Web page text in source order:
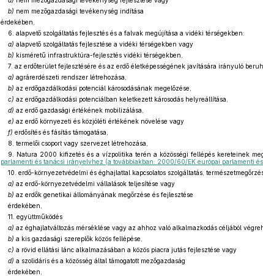
b) nem mezőgazdasági tevékenység indítása
érdekében,
6. alapvető szolgáltatás fejlesztés és a falvak megújítása a vidéki térségekben:
a) alapvető szolgáltatás fejlesztése a vidéki térségekben vagy
b) kisméretű infrastruktúra-fejlesztés vidéki térségekben,
7. az erdőterület fejlesztésére és az erdő életképességének javítására irányuló
a) agrárerdészeti rendszer létrehozása,
b) az erdőgazdálkodási potenciál károsodásának megelőzése,
c) az erdőgazdálkodási potenciálban keletkezett károsodás helyreállítása,
d) az erdő gazdasági értékének mobilizálása,
e) az erdő környezeti és közjóléti értékének növelése vagy
f) erdősítés és fásítás támogatása,
8. termelői csoport vagy szervezet létrehozása,
9. Natura 2000 kifizetés és a vízpolitika terén a közösségi fellépés kereteinek
parlamenti és tanácsi irányelvhez (a továbbiakban: 2000/60/EK európai parlamenti
10. erdő-környezetvédelmi és éghajlattal kapcsolatos szolgáltatás,
a) az erdő-környezetvédelmi vállalások teljesítése vagy
b) az erdők genetikai állományának megőrzése és fejlesztése
érdekében,
11. együttműködés
a) az éghajlatváltozás mérséklése vagy az ahhoz való alkalmazkodás céljából
b) a kis gazdasági szereplők közös fellépése,
c) a rövid ellátási lánc alkalmazásában a közös piacra jutás fejlesztése vagy
d) a szolidáris és a közösség által támogatott mezőgazdaság
érdekében,